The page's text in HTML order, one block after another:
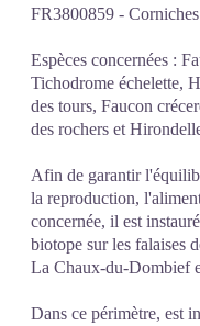
FR3800859 -
Espèces concernées :
Tichodrome échelette,
des tours, Faucon
des rochers et
Afin de garantir
la reproduction,
concernée, il est
biotope sur les falaises
La Chaux-du-Dombief
Dans ce périmètre, est